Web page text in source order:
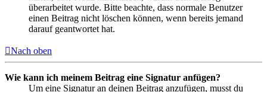
überarbeitet wurde. Bitte beachte, dass normale Benutzer
einen Beitrag nicht löschen können, wenn bereits jemand
darauf geantwortet hat.
Nach oben
Wie kann ich meinem Beitrag eine Signatur anfügen?
Um eine Signatur an deinen Beitrag anzufügen, musst du